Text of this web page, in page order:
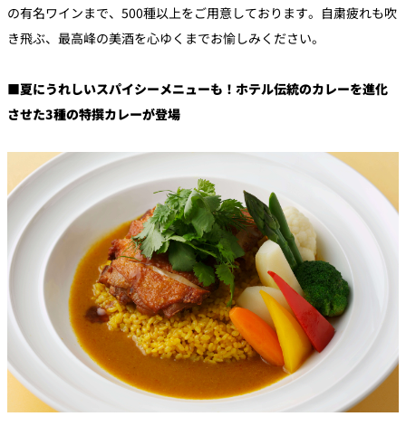
の有名ワインまで、500種以上をご用意しております。自粛疲れも吹
き飛ぶ、最高峰の美酒を心ゆくまでお愉しみください。
■夏にうれしいスパイシーメニューも！ホテル伝統のカレーを進化
させた3種の特撰カレーが登場